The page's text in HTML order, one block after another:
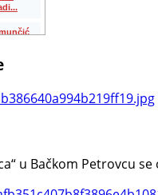
u Bačkom Petrovcu